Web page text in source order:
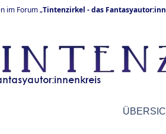
im Forum „Tintenzirkel - das